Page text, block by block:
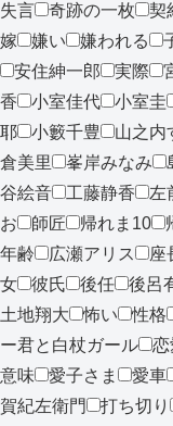
失言
奇跡の一枚 契
嫁
嫌い 嫌われる
安住紳一郎
実際
香
小室佳代 小室圭
耶
小籔千豊 山之内
倉美里
峯岸みなみ
谷絵音
工藤静香 左
お
師匠 帰れま10
年齢
広瀬アリス 座
女
彼氏 後任 後呂
土地翔大
怖い 性格
ー君と白杖ガール
恋
意味
愛子さま 愛車
賀紀左衛門
打ち切り